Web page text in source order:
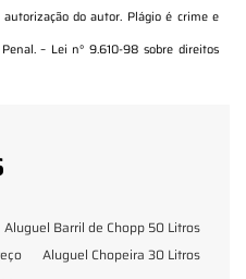
do autor. Plágio é crime e
– Lei n° 9.610-98 sobre direitos
Aluguel Barril de Chopp 50 Litros
Aluguel Chopeira 30 Litros